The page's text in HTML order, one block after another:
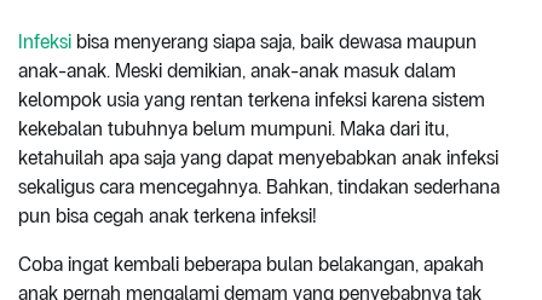
Infeksi bisa menyerang siapa saja, baik dewasa maupun
anak-anak. Meski demikian, anak-anak masuk dalam
kelompok usia yang rentan terkena infeksi karena sistem
kekebalan tubuhnya belum mumpuni. Maka dari itu,
ketahuilah apa saja yang dapat menyebabkan anak infeksi
sekaligus cara mencegahnya. Bahkan, tindakan sederhana
pun bisa cegah anak terkena infeksi!
Coba ingat kembali beberapa bulan belakangan, apakah
anak pernah mengalami demam yang penyebabnya tak